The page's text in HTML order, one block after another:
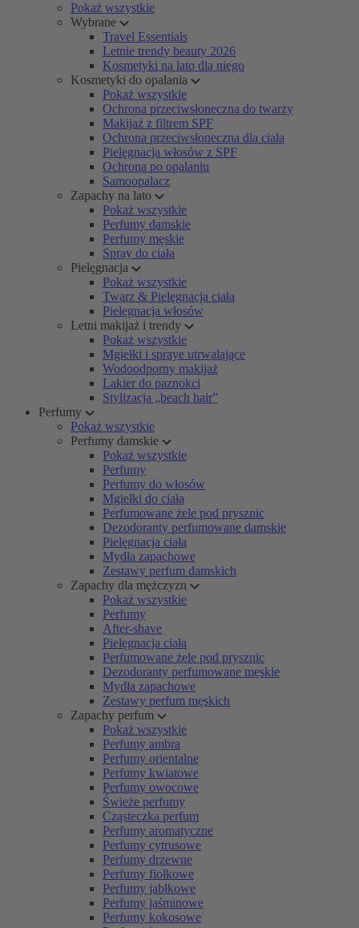
Pokaż wszystkie
Wybrane
Travel Essentials
Letnie trendy beauty 2026
Kosmetyki na lato dla niego
Kosmetyki do opalania
Pokaż wszystkie
Ochrona przeciwsłoneczna do twarzy
Makijaż z filtrem SPF
Ochrona przeciwsłoneczna dla ciała
Pielęgnacja włosów z SPF
Ochrona po opalaniu
Samoopalacz
Zapachy na lato
Pokaż wszystkie
Perfumy damskie
Perfumy męskie
Spray do ciała
Pielęgnacja
Pokaż wszystkie
Twarz & Pielęgnacja ciała
Pielęgnacja włosów
Letni makijaż i trendy
Pokaż wszystkie
Mgiełki i spraye utrwalające
Wodoodporny makijaż
Lakier do paznokci
Stylizacja „beach hair”
Perfumy
Pokaż wszystkie
Perfumy damskie
Pokaż wszystkie
Perfumy
Perfumy do włosów
Mgiełki do ciała
Perfumowane żele pod prysznic
Dezodoranty perfumowane damskie
Pielęgnacja ciała
Mydła zapachowe
Zestawy perfum damskich
Zapachy dla mężczyzn
Pokaż wszystkie
Perfumy
After-shave
Pielęgnacja ciała
Perfumowane żele pod prysznic
Dezodoranty perfumowane męskie
Mydła zapachowe
Zestawy perfum męskich
Zapachy perfum
Pokaż wszystkie
Perfumy ambra
Perfumy orientalne
Perfumy kwiatowe
Perfumy owocowe
Świeże perfumy
Cząsteczka perfum
Perfumy aromatyczne
Perfumy cytrusowe
Perfumy drzewne
Perfumy fiołkowe
Perfumy jabłkowe
Perfumy jaśminowe
Perfumy kokosowe